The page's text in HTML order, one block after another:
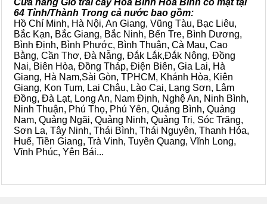
Cửa hàng Giỏ trái cây Hòa Bình Hòa Bình có mặt tại
64 Tỉnh/Thành Trong cả nước bao gồm:
Hồ Chí Minh, Hà Nội, An Giang, Vũng Tàu, Bạc Liêu,
Bắc Kạn, Bắc Giang, Bắc Ninh, Bến Tre, Bình Dương,
Bình Định, Bình Phước, Bình Thuận, Cà Mau, Cao
Bằng, Cần Thơ, Đà Nẵng, Đắk Lắk,Đắk Nông, Đồng
Nai, Biên Hòa, Đồng Tháp, Điện Biên, Gia Lai, Hà
Giang, Hà Nam,Sài Gòn, TPHCM, Khánh Hòa, Kiên
Giang, Kon Tum, Lai Châu, Lào Cai, Lạng Sơn, Lâm
Đồng, Đà Lạt, Long An, Nam Định, Nghệ An, Ninh Bình,
Ninh Thuận, Phú Thọ, Phú Yên, Quảng Bình, Quảng
Nam, Quảng Ngãi, Quảng Ninh, Quảng Trị, Sóc Trăng,
Sơn La, Tây Ninh, Thái Bình, Thái Nguyên, Thanh Hóa,
Huế, Tiền Giang, Trà Vinh, Tuyên Quang, Vĩnh Long,
Vĩnh Phúc, Yên Bái...